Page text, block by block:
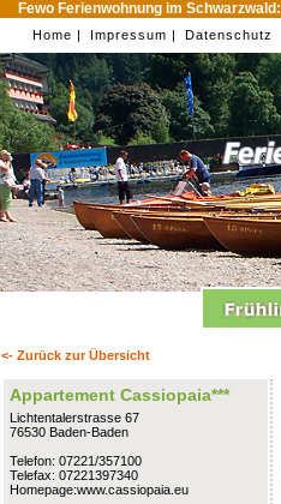
Fewo Ferienwohnung im Schwarzwald:
Home | Impressum | Datenschutz
<- Zurück zur Übersicht
Appartement Cassiopaia***
Lichtentalerstrasse 67
76530 Baden-Baden
Telefon: 07221/357100
Telefax: 07221397340
Homepage:www.cassiopaia.eu